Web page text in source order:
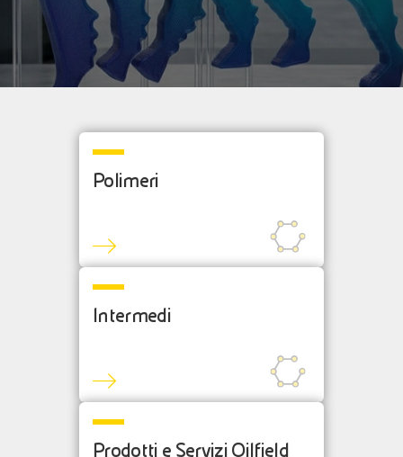
Polimeri
Intermedi
Prodotti e Servizi Oilfield